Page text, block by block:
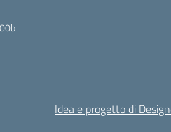
Idea e progetto di